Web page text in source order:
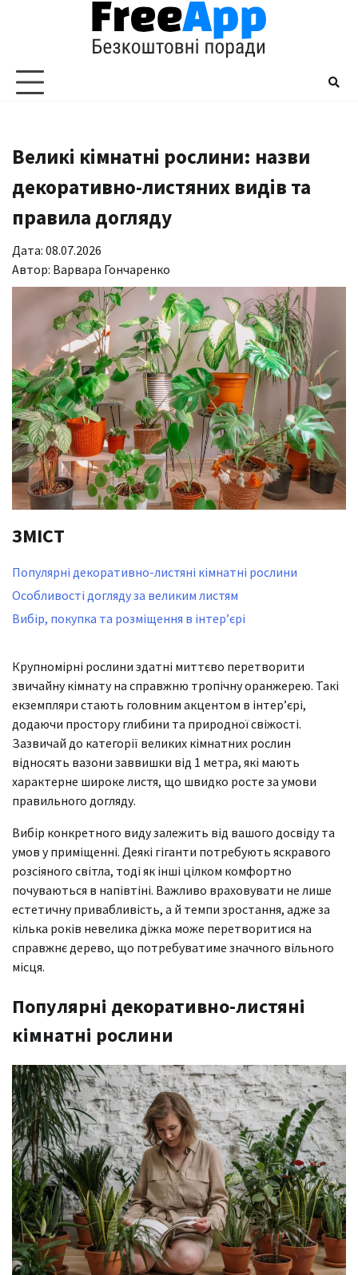
Великі кімнатні рослини: назви
декоративно-листяних видів та
правила догляду
Дата: 08.07.2026
Автор: Варвара Гончаренко
ЗМІСТ
Популярні декоративно-листяні кімнатні рослини
Особливості догляду за великим листям
Вибір, покупка та розміщення в інтер’єрі
Крупномірні рослини здатні миттєво перетворити
звичайну кімнату на справжню тропічну оранжерею. Такі
екземпляри стають головним акцентом в інтер’єрі,
додаючи простору глибини та природної свіжості.
Зазвичай до категорії великих кімнатних рослин
відносять вазони заввишки від 1 метра, які мають
характерне широке листя, що швидко росте за умови
правильного догляду.
Вибір конкретного виду залежить від вашого досвіду та
умов у приміщенні. Деякі гіганти потребують яскравого
розсіяного світла, тоді як інші цілком комфортно
почуваються в напівтіні. Важливо враховувати не лише
естетичну привабливість, а й темпи зростання, адже за
кілька років невелика діжка може перетворитися на
справжнє дерево, що потребуватиме значного вільного
місця.
Популярні декоративно-листяні
кімнатні рослини